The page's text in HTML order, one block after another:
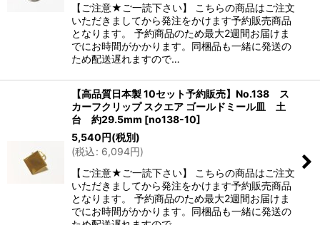
【ご注意★ご一読下さい】 こちらの商品はご注文
いただきましてから発注をかけます予約販売商品
となります。 予約商品のため最大2週間お届けま
でにお時間がかかります。同梱品も一緒に発送の
ため配送遅れますので…
【高品質日本製 10セット予約販売】No.138 ス
カーフクリップ スクエア ゴールドミール皿 土
台 約29.5mm [no138-10]
5,540円(税別)
(税込: 6,094円)
【ご注意★ご一読下さい】 こちらの商品はご注文
いただきましてから発注をかけます予約販売商品
となります。 予約商品のため最大2週間お届けま
でにお時間がかかります。同梱品も一緒に発送の